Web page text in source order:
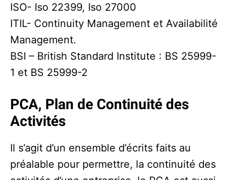
ISO- Iso 22399, Iso 27000
ITIL- Continuity Management et Availabilité
Management.
BSI – British Standard Institute : BS 25999-
1 et BS 25999-2
PCA, Plan de Continuité des
Activités
Il s’agit d’un ensemble d’écrits faits au
préalable pour permettre, la continuité des